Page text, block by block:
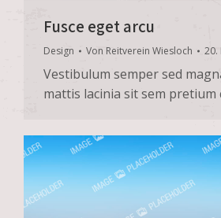
Fusce eget arcu
Design Von Reitverein Wiesloch 20.
Vestibulum semper sed
mattis lacinia sit sem pretium